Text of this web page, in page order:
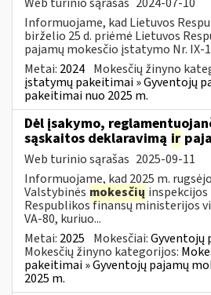
Informuojame, kad Lietuvos
birželio 25 d. priėmė Lietuvos
pajamų mokesčio įstatymo Nr. IX-
Metai: 2024 Mokesčių žinyno
įstatymų pakeitimai » Gyventojų
pakeitimai nuo 2025 m.
Dėl įsakymo,
sąskaitos deklaravimą ir
Web turinio sąrašas 2025-09-11
Informuojame, kad 2025 m.
Valstybinės mokesčių
Respublikos finansų ministerijos
VA-80, kuriuo...
Metai: 2025 Mokesčiai:Gyventojų
Mokesčių žinyno kategorijos:
pakeitimai » Gyventojų pajamų
2025 m.